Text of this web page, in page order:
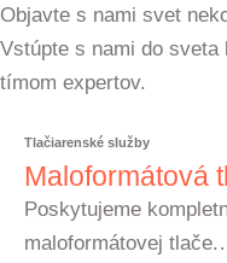
Objavte s nami svet
Vstúpte s nami do
tímom expertov.
Tlačiarenské služby
Maloformátová
Poskytujeme
maloformátovej